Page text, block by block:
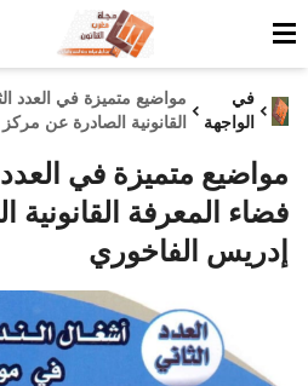
في
الواجهة
مواضيع متميزة في العدد
القانونية الصادرة عن
مواضيع متميزة في
فضاء المعرفة
إدريس الفاخوري